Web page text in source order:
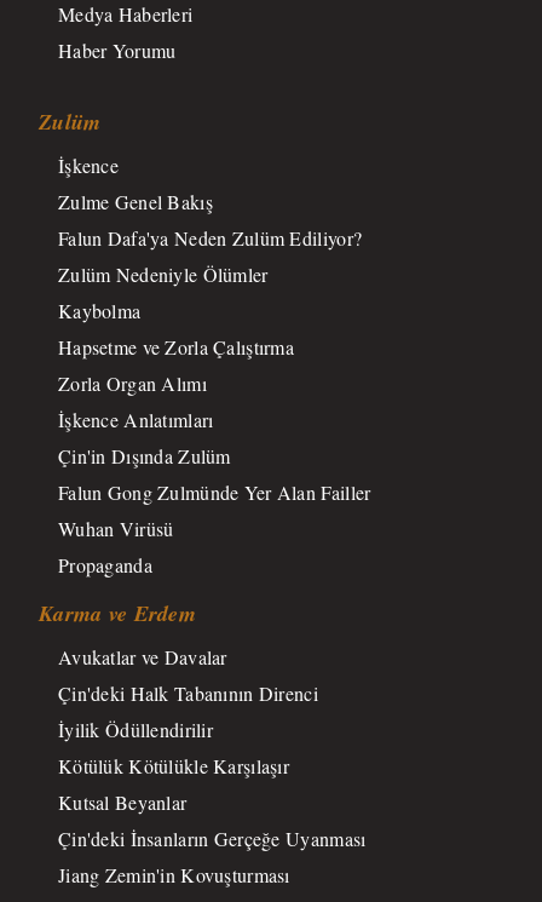
Medya Haberleri
Haber Yorumu
Zulüm
İşkence
Zulme Genel Bakış
Falun Dafa'ya Neden Zulüm Ediliyor?
Zulüm Nedeniyle Ölümler
Kaybolma
Hapsetme ve Zorla Çalıştırma
Zorla Organ Alımı
İşkence Anlatımları
Çin'in Dışında Zulüm
Falun Gong Zulmünde Yer Alan Failler
Wuhan Virüsü
Propaganda
Karma ve Erdem
Avukatlar ve Davalar
Çin'deki Halk Tabanının Direnci
İyilik Ödüllendirilir
Kötülük Kötülükle Karşılaşır
Kutsal Beyanlar
Çin'deki İnsanların Gerçeğe Uyanması
Jiang Zemin'in Kovuşturması